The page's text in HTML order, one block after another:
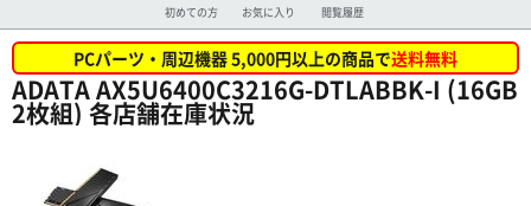
初めての方 お気に入り 閲覧履歴
PCパーツ・周辺機器 5,000円以上の商品で送料無料
ADATA AX5U6400C3216G-DTLABBK-I (16GB
2枚組) 各店舗在庫状況